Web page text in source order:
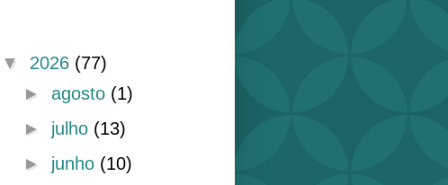
▼ 2026 (77)
► agosto (1)
► julho (13)
► junho (10)